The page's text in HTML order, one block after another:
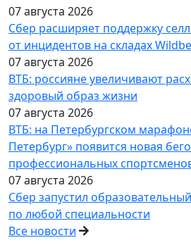
07 августа 2026
Сбер расширяет поддержку
от инцидентов на складах
07 августа 2026
ВТБ: россияне увеличивают
здоровый образ жизни
07 августа 2026
ВТБ: на Петербургском
Петербург» появится новая
профессиональных
07 августа 2026
Сбер запустил
по любой специальности
Все новости